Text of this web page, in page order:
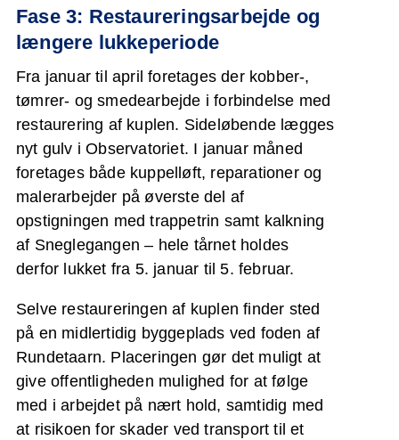
Fase 3: Restaureringsarbejde og
længere lukkeperiode
Fra januar til april foretages der kobber-,
tømrer- og smedearbejde i forbindelse med
restaurering af kuplen. Sideløbende lægges
nyt gulv i Observatoriet. I januar måned
foretages både kuppelløft, reparationer og
malerarbejder på øverste del af
opstigningen med trappetrin samt kalkning
af Sneglegangen – hele tårnet holdes
derfor lukket fra 5. januar til 5. februar.
Selve restaureringen af kuplen finder sted
på en midlertidig byggeplads ved foden af
Rundetaarn. Placeringen gør det muligt at
give offentligheden mulighed for at følge
med i arbejdet på nært hold, samtidig med
at risikoen for skader ved transport til et